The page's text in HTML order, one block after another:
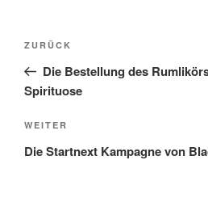
Beitragsnavigation
Vorheriger
Beitrag
ZURÜCK
Die Bestellung des
Spirituose
Nächster
Beitrag
WEITER
Die Startnext Kampagne von